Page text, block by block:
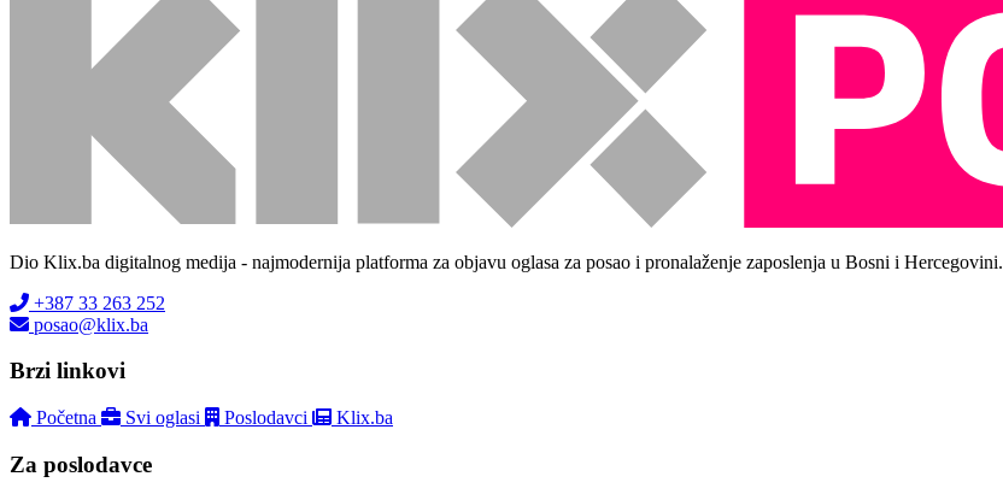
Dio Klix.ba digitalnog medija - najmodernija platforma za objavu oglasa za posao i pronalaženje zaposlenja u Bosni i Hercegovini.
+387 33 263 252
posao@klix.ba
Brzi linkovi
Početna Svi oglasi Poslodavci Klix.ba
Za poslodavce